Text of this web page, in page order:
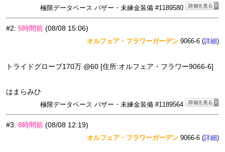
極限データベース バザー・未練金装備 #1189580
#2: 5時間前 (08/08 15:06)
オルフェア・フラワーガーデン 9066-6 (詳細)
トライドグローブ170万 @60 [住所:オルフェア・フラワー9066-6]
はまらみひ
極限データベース バザー・未練金装備 #1189564
#3: 8時間前 (08/08 12:19)
オルフェア・フラワーガーデン 9066-6 (詳細)